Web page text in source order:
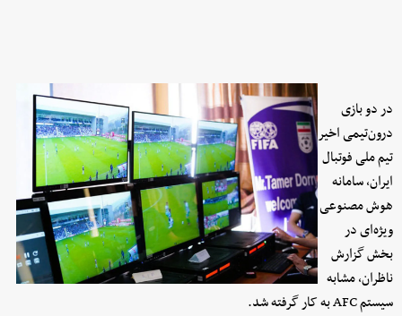
در دو بازی
درون‌تیمی اخیر
تیم ملی فوتبال
ایران، سامانه
هوش مصنوعی
ویژه‌ای در
بخش گزارش
ناظران، مشابه
سیستم AFC به کار گرفته شد.